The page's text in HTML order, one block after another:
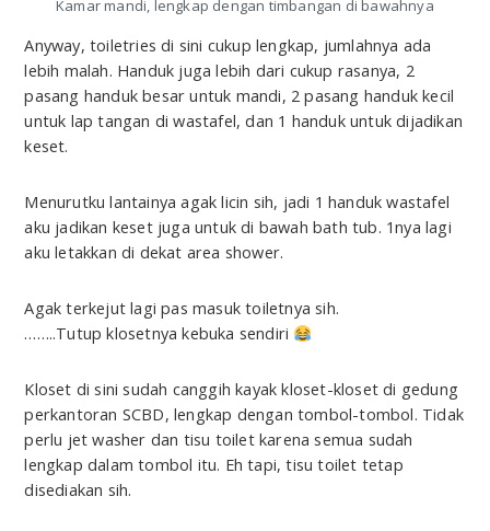
Kamar mandi, lengkap dengan timbangan di bawahnya
Anyway, toiletries di sini cukup lengkap, jumlahnya ada
lebih malah. Handuk juga lebih dari cukup rasanya, 2
pasang handuk besar untuk mandi, 2 pasang handuk kecil
untuk lap tangan di wastafel, dan 1 handuk untuk dijadikan
keset.
Menurutku lantainya agak licin sih, jadi 1 handuk wastafel
aku jadikan keset juga untuk di bawah bath tub. 1nya lagi
aku letakkan di dekat area shower.
Agak terkejut lagi pas masuk toiletnya sih.
……..Tutup klosetnya kebuka sendiri
Kloset di sini sudah canggih kayak kloset-kloset di gedung
perkantoran SCBD, lengkap dengan tombol-tombol. Tidak
perlu jet washer dan tisu toilet karena semua sudah
lengkap dalam tombol itu. Eh tapi, tisu toilet tetap
disediakan sih.